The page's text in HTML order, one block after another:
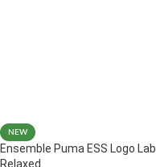
NEW
Ensemble Puma ESS Logo Lab
Relaxed